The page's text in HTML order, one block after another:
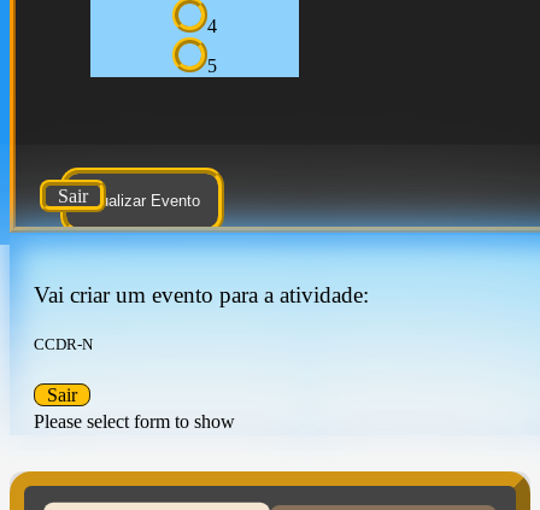
4
5
Atualizar Evento
Sair
Vai criar um evento para a atividade:
CCDR-N
Please select form to show
Sair